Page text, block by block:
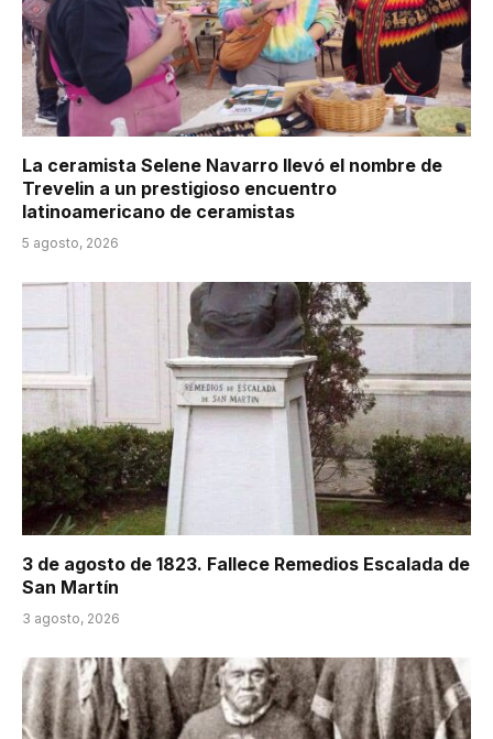
La ceramista Selene Navarro llevó el nombre de
Trevelin a un prestigioso encuentro
latinoamericano de ceramistas
5 agosto, 2026
3 de agosto de 1823. Fallece Remedios Escalada de
San Martín
3 agosto, 2026